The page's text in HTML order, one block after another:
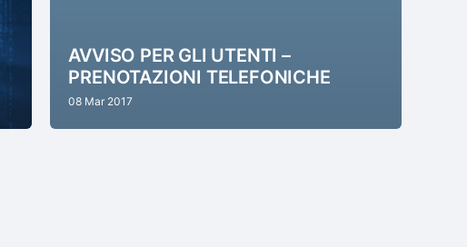
AVVISO PER GLI UTENTI –
PRENOTAZIONI TELEFONICHE
08 Mar 2017